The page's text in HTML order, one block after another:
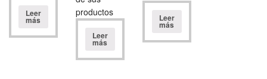
Leer
más
productos
Leer
más
Leer
más